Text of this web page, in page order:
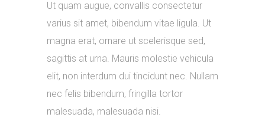
Ut quam augue, convallis consectetur
varius sit amet, bibendum vitae ligula. Ut
magna erat, ornare ut scelerisque sed,
sagittis at urna. Mauris molestie vehicula
elit, non interdum dui tincidunt nec. Nullam
nec felis bibendum, fringilla tortor
malesuada, malesuada nisi.